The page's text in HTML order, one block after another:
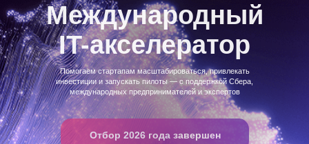
Международный
IT-акселератор
Помогаем стартапам масштабироваться, привлекать
инвестиции и запускать пилоты — с поддержкой Сбера,
международных предпринимателей и экспертов
Отбор 2026 года завершен